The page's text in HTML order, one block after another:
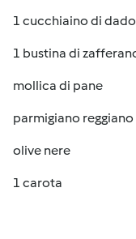
1 cucchiaino di
1 bustina di
mollica di pane
parmigiano
olive nere
1 carota